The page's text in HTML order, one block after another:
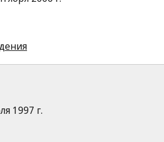
1997 г.